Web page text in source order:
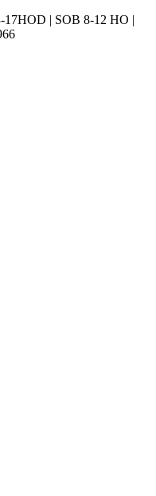
| SOB 8-12 HO |